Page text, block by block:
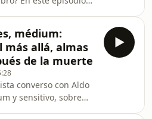
y misterio: los
trasplantadas que
experimentado
recuerdos
gustos, sueños
vinculadas a
y lo hacemos
médium:
más allá, almas
de la muerte
converso con Aldo
y sensitivo, sobre